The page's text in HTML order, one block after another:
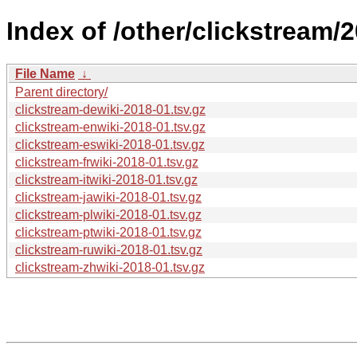
Index of /other/clickstream/
File Name ↓
Parent directory/
clickstream-dewiki-2018-01.tsv.gz
clickstream-enwiki-2018-01.tsv.gz
clickstream-eswiki-2018-01.tsv.gz
clickstream-frwiki-2018-01.tsv.gz
clickstream-itwiki-2018-01.tsv.gz
clickstream-jawiki-2018-01.tsv.gz
clickstream-plwiki-2018-01.tsv.gz
clickstream-ptwiki-2018-01.tsv.gz
clickstream-ruwiki-2018-01.tsv.gz
clickstream-zhwiki-2018-01.tsv.gz